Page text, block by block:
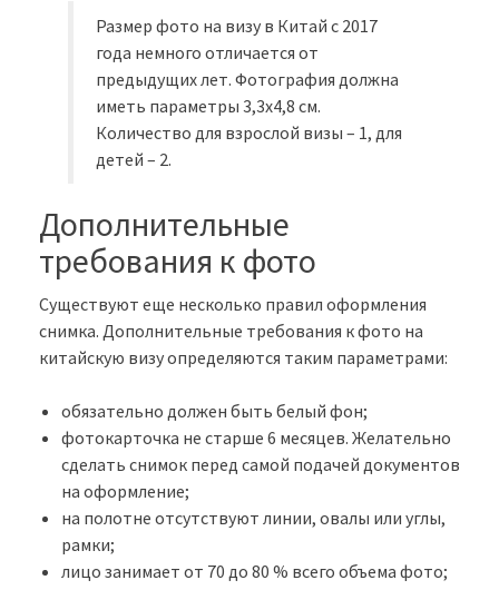
Размер фото на визу в Китай с 2017
года немного отличается от
предыдущих лет. Фотография должна
иметь параметры 3,3х4,8 см.
Количество для взрослой визы – 1, для
детей – 2.
Дополнительные
требования к фото
Существуют еще несколько правил оформления
снимка. Дополнительные требования к фото на
китайскую визу определяются таким параметрами:
обязательно должен быть белый фон;
фотокарточка не старше 6 месяцев. Желательно
сделать снимок перед самой подачей документов
на оформление;
на полотне отсутствуют линии, овалы или углы,
рамки;
лицо занимает от 70 до 80 % всего объема фото;